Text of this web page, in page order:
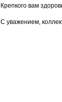
Креп­ко­го вам
С ува­же­ни­ем,